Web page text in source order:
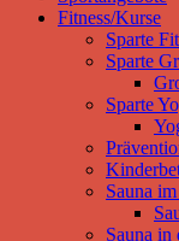
Fitness/Kurse
Sparte
Sparte
Sparte
Sauna
Sauna in